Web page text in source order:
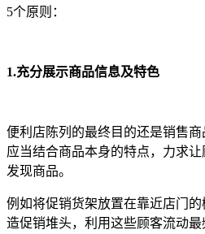
5个原则：
1.充分展示商品信息及特色
便利店陈列的最终目的还是销售
应当结合商品本身的特点，力求
发现商品。
例如将促销货架放置在靠近店门
造促销堆头，利用这些顾客流动